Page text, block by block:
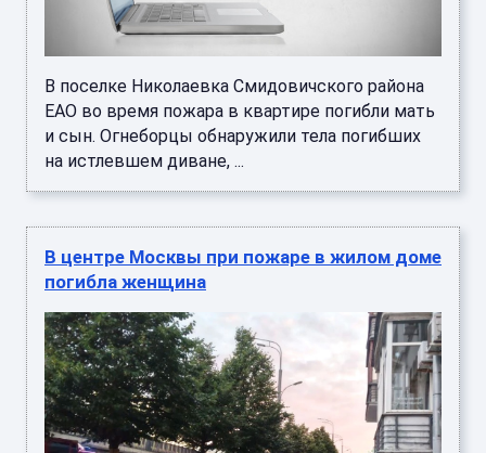
В поселке Николаевка Смидовичского района
ЕАО во время пожара в квартире погибли мать
и сын. Огнеборцы обнаружили тела погибших
на истлевшем диване, ...
В центре Москвы при пожаре в жилом доме
погибла женщина